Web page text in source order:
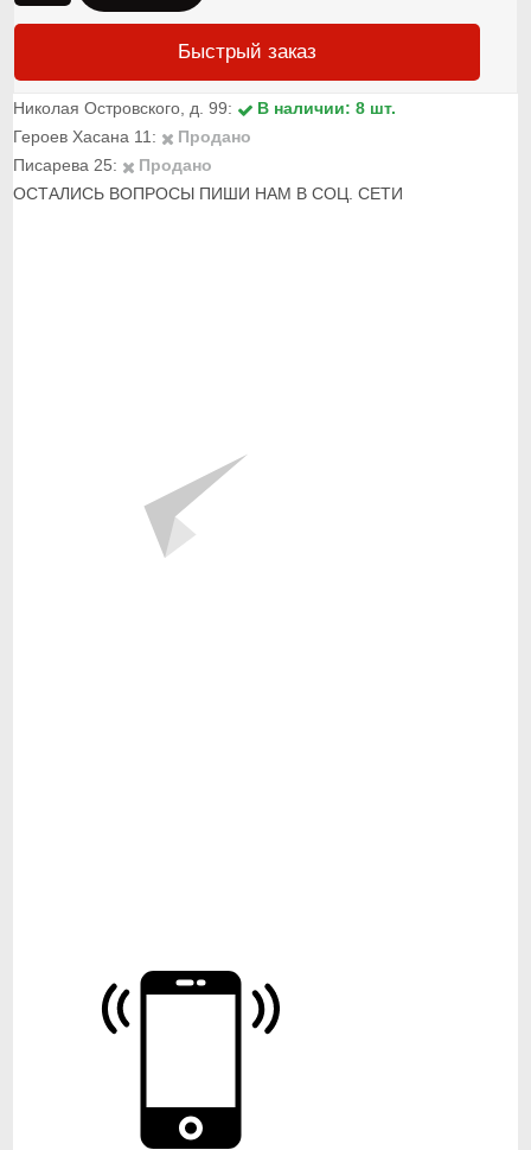
Быстрый заказ
Николая Островского, д. 99:
В наличии: 8 шт.
Героев Хасана 11:
Продано
Писарева 25:
Продано
ОСТАЛИСЬ ВОПРОСЫ ПИШИ НАМ В СОЦ. СЕТИ